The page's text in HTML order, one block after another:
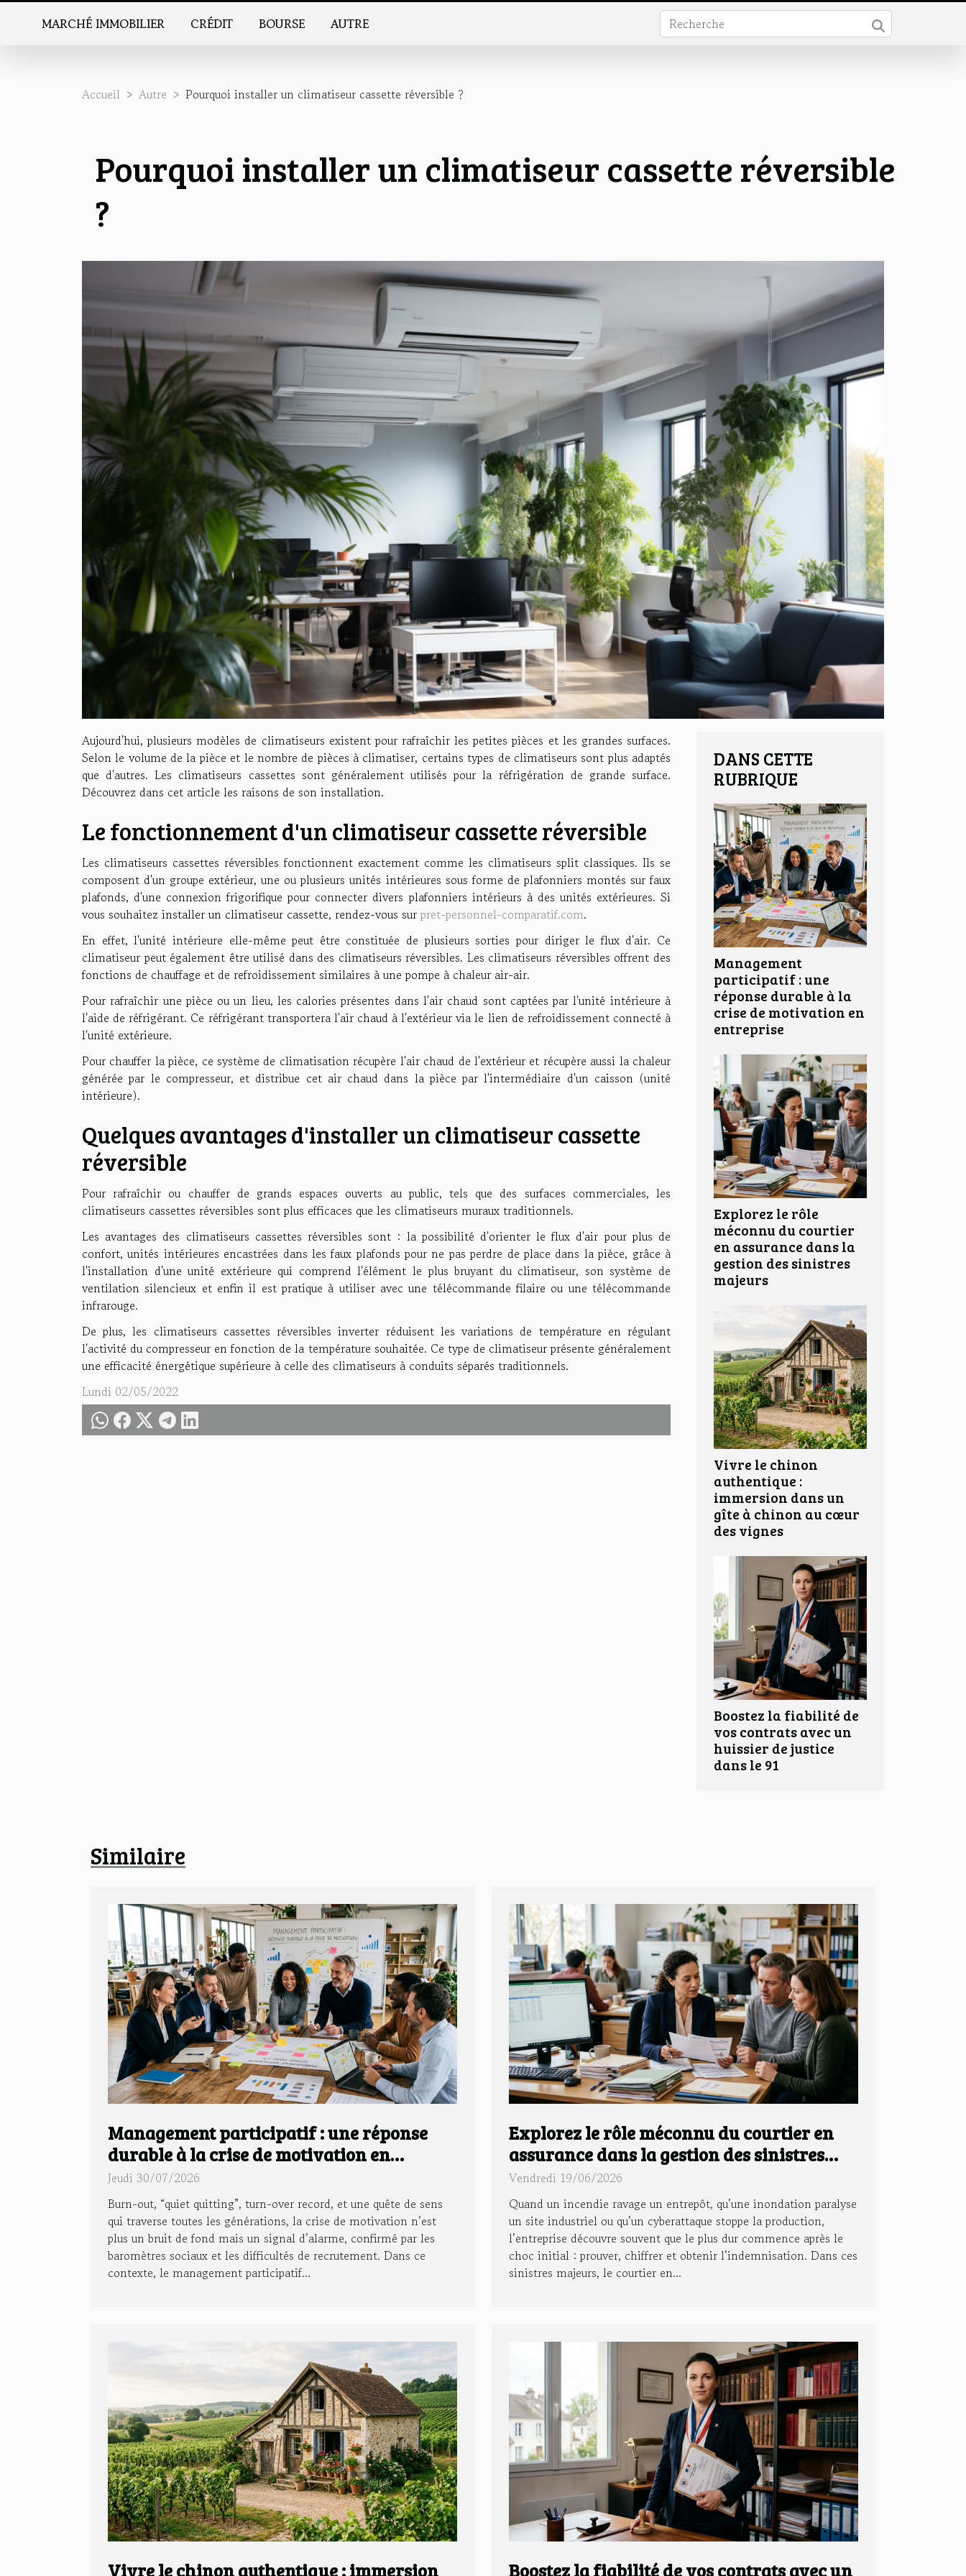
MARCHÉ IMMOBILIER CRÉDIT BOURSE AUTRE
Accueil Autre Pourquoi installer un climatiseur cassette réversible ?
Pourquoi installer un climatiseur cassette réversible
?
Aujourd'hui, plusieurs modèles de climatiseurs existent pour rafraîchir les petites pièces et les grandes surfaces.
Selon le volume de la pièce et le nombre de pièces à climatiser, certains types de climatiseurs sont plus adaptés
que d'autres. Les climatiseurs cassettes sont généralement utilisés pour la réfrigération de grande surface.
Découvrez dans cet article les raisons de son installation.
Le fonctionnement d'un climatiseur cassette réversible
Les climatiseurs cassettes réversibles fonctionnent exactement comme les climatiseurs split classiques. Ils se
composent d'un groupe extérieur, une ou plusieurs unités intérieures sous forme de plafonniers montés sur faux
plafonds, d'une connexion frigorifique pour connecter divers plafonniers intérieurs à des unités extérieures. Si
vous souhaitez installer un climatiseur cassette, rendez-vous sur pret-personnel-comparatif.com.
En effet, l'unité intérieure elle-même peut être constituée de plusieurs sorties pour diriger le flux d'air. Ce
climatiseur peut également être utilisé dans des climatiseurs réversibles. Les climatiseurs réversibles offrent des
fonctions de chauffage et de refroidissement similaires à une pompe à chaleur air-air.
Pour rafraîchir une pièce ou un lieu, les calories présentes dans l'air chaud sont captées par l'unité intérieure à
l'aide de réfrigérant. Ce réfrigérant transportera l'air chaud à l'extérieur via le lien de refroidissement connecté à
l'unité extérieure.
Pour chauffer la pièce, ce système de climatisation récupère l'air chaud de l'extérieur et récupère aussi la chaleur
générée par le compresseur, et distribue cet air chaud dans la pièce par l'intermédiaire d'un caisson (unité
intérieure).
Quelques avantages d'installer un climatiseur cassette
réversible
Pour rafraîchir ou chauffer de grands espaces ouverts au public, tels que des surfaces commerciales, les
climatiseurs cassettes réversibles sont plus efficaces que les climatiseurs muraux traditionnels.
Les avantages des climatiseurs cassettes réversibles sont : la possibilité d'orienter le flux d'air pour plus de
confort, unités intérieures encastrées dans les faux plafonds pour ne pas perdre de place dans la pièce, grâce à
l'installation d'une unité extérieure qui comprend l'élément le plus bruyant du climatiseur, son système de
ventilation silencieux et enfin il est pratique à utiliser avec une télécommande filaire ou une télécommande
infrarouge.
De plus, les climatiseurs cassettes réversibles inverter réduisent les variations de température en régulant
l'activité du compresseur en fonction de la température souhaitée. Ce type de climatiseur présente généralement
une efficacité énergétique supérieure à celle des climatiseurs à conduits séparés traditionnels.
Lundi 02/05/2022
DANS CETTE
RUBRIQUE
Management
participatif : une
réponse durable à la
crise de motivation en
entreprise
Explorez le rôle
méconnu du courtier
en assurance dans la
gestion des sinistres
majeurs
Vivre le chinon
authentique :
immersion dans un
gîte à chinon au cœur
des vignes
Boostez la fiabilité de
vos contrats avec un
huissier de justice
dans le 91
Similaire
Management participatif : une réponse
durable à la crise de motivation en
entreprise
Jeudi 30/07/2026
Burn-out, “quiet quitting”, turn-over record, et une quête de sens
qui traverse toutes les générations, la crise de motivation n’est
plus un bruit de fond mais un signal d’alarme, confirmé par les
baromètres sociaux et les difficultés de recrutement. Dans ce
contexte, le management participatif...
Explorez le rôle méconnu du courtier en
assurance dans la gestion des sinistres
majeurs
Vendredi 19/06/2026
Quand un incendie ravage un entrepôt, qu’une inondation paralyse
un site industriel ou qu’un cyberattaque stoppe la production,
l’entreprise découvre souvent que le plus dur commence après le
choc initial : prouver, chiffrer et obtenir l’indemnisation. Dans ces
sinistres majeurs, le courtier en...
Vivre le chinon authentique : immersion Boostez la fiabilité de vos contrats avec un